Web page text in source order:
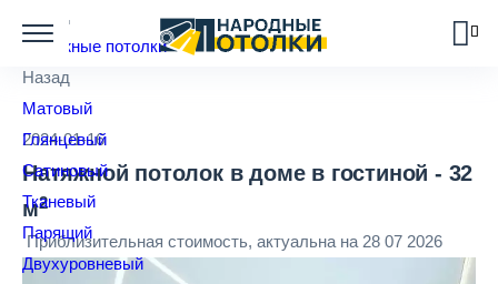
Натяжные потолки
Назад
Матовый
Глянцевый
Сатиновый
Тканевый
Парящий
Двухуровневый
2024-01-16
Натяжной потолок в доме в гостиной - 32
м2
Приблизительная стоимость, актуальна на 28 07 2026